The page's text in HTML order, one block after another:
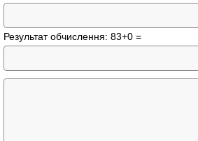
Результат обчислення: 83+0 =